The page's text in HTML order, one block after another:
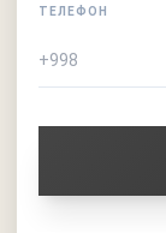
ТЕЛЕФОН